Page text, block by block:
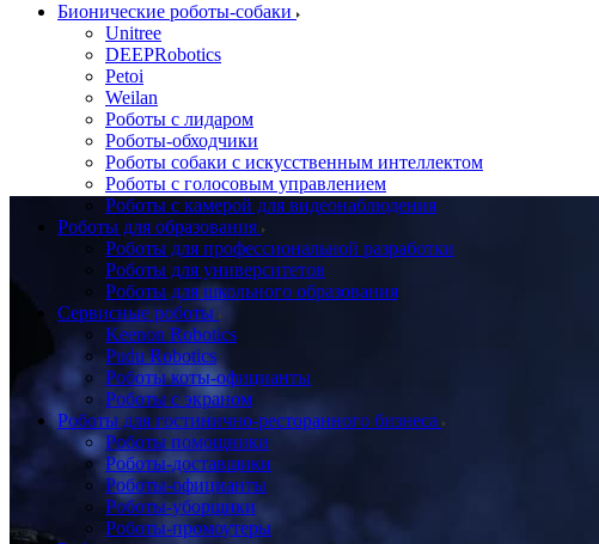
Бионические роботы-собаки
Unitree
DEEPRobotics
Petoi
Weilan
Роботы с лидаром
Роботы-обходчики
Роботы собаки с искусственным интеллектом
Роботы с голосовым управлением
Роботы с камерой для видеонаблюдения
Роботы для образования
Роботы для профессиональной разработки
Роботы для университетов
Роботы для школьного образования
Сервисные роботы
Keenon Robotics
Pudu Robotics
Роботы коты-официанты
Роботы с экраном
Роботы для гостинично-ресторанного бизнеса
Роботы помощники
Роботы-доставщики
Роботы-официанты
Роботы-уборщики
Роботы-промоутеры